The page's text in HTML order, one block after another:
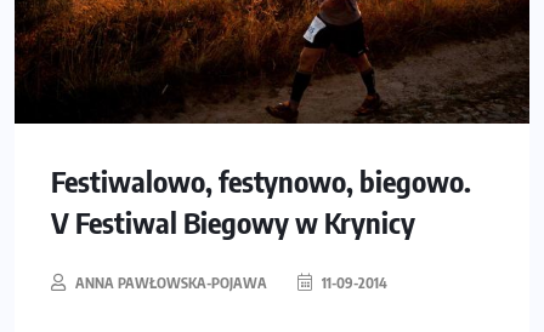
Festiwalowo, festynowo, biegowo.
V Festiwal Biegowy w Krynicy
ANNA PAWŁOWSKA-POJAWA 11-09-2014